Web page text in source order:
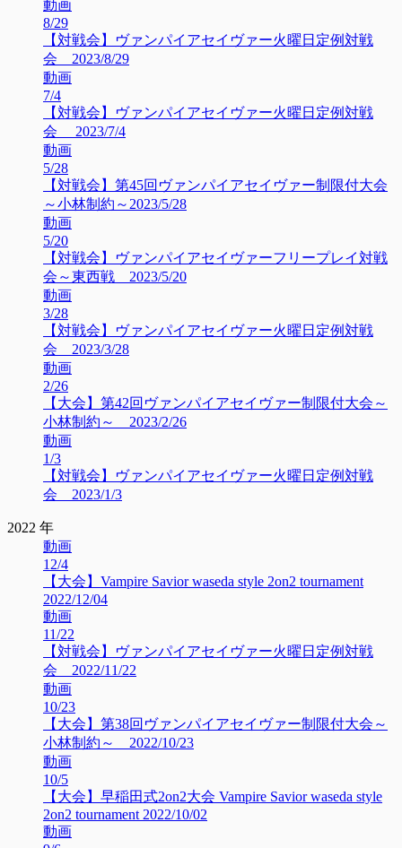
動画
8/29
【対戦会】ヴァンパイアセイヴァー火曜日定例対戦
会 2023/8/29
動画
7/4
【対戦会】ヴァンパイアセイヴァー火曜日定例対戦
会 2023/7/4
動画
5/28
【対戦会】第45回ヴァンパイアセイヴァー制限付大会
～小林制約～2023/5/28
動画
5/20
【対戦会】ヴァンパイアセイヴァーフリープレイ対戦
会～東西戦 2023/5/20
動画
3/28
【対戦会】ヴァンパイアセイヴァー火曜日定例対戦
会 2023/3/28
動画
2/26
【大会】第42回ヴァンパイアセイヴァー制限付大会～
小林制約～ 2023/2/26
動画
1/3
【対戦会】ヴァンパイアセイヴァー火曜日定例対戦
会 2023/1/3
2022 年
動画
12/4
【大会】Vampire Savior waseda style 2on2 tournament
2022/12/04
動画
11/22
【対戦会】ヴァンパイアセイヴァー火曜日定例対戦
会 2022/11/22
動画
10/23
【大会】第38回ヴァンパイアセイヴァー制限付大会～
小林制約～ 2022/10/23
動画
10/5
【大会】早稲田式2on2大会 Vampire Savior waseda style
2on2 tournament 2022/10/02
動画